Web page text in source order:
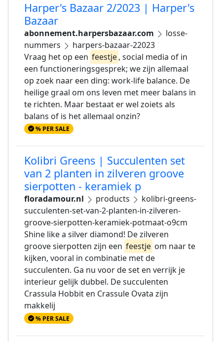
Harper's Bazaar 2/2023 | Harper's
Bazaar
abonnement.harpersbazaar.com
losse-
nummers
harpers-bazaar-22023
Vraag het op een feestje, social media of in
een functioneringsgesprek; we zijn allemaal
op zoek naar een ding: work-life balance. De
heilige graal om ons leven met meer balans in
te richten. Maar bestaat er wel zoiets als
balans of is het allemaal onzin?
% PER SALE
Kolibri Greens | Succulenten set
van 2 planten in zilveren groove
sierpotten - keramiek p
floradamour.nl products
kolibri-greens-
succulenten-set-van-2-planten-in-zilveren-
groove-sierpotten-keramiek-potmaat-o9cm
Shine like a silver diamond! De zilveren
groove sierpotten zijn een feestje om naar te
kijken, vooral in combinatie met de
succulenten. Ga nu voor de set en verrijk je
interieur gelijk dubbel. De succulenten
Crassula Hobbit en Crassule Ovata zijn
makkelij
% PER SALE